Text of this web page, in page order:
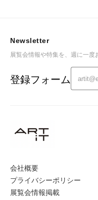
会社概要
プライバシーポリシー
展覧会情報掲載
Newsletter
展覧会情報や特集を、週に一度
登録フォーム